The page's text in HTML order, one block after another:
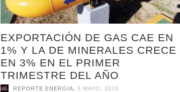
EXPORTACIÓN DE GAS CAE EN
1% Y LA DE MINERALES CRECE
EN 3% EN EL PRIMER
TRIMESTRE DEL AÑO
REPORTE ENERGIA 5 MAYO, 2020